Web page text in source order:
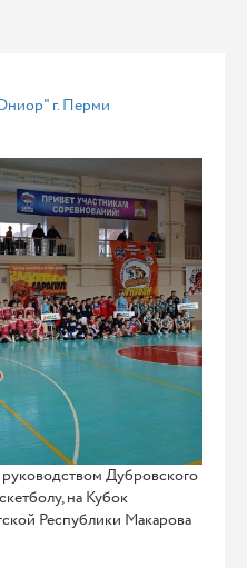
г. Перми
Дубровского
на Кубок
Республики Макарова